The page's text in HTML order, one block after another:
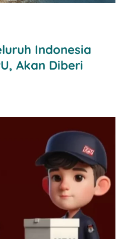
Indonesia
Akan Diberi